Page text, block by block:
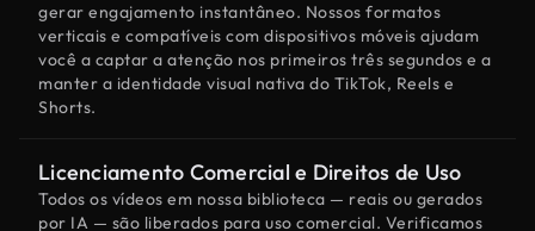
gerar engajamento instantâneo. Nossos formatos
verticais e compatíveis com dispositivos móveis ajudam
você a captar a atenção nos primeiros três segundos e a
manter a identidade visual nativa do TikTok, Reels e
Shorts.
Licenciamento Comercial e Direitos de Uso
Todos os vídeos em nossa biblioteca — reais ou gerados
por IA — são liberados para uso comercial. Verificamos